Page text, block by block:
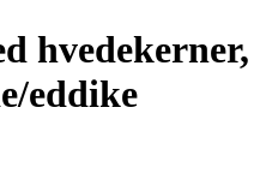
hvedekerner,
eddike